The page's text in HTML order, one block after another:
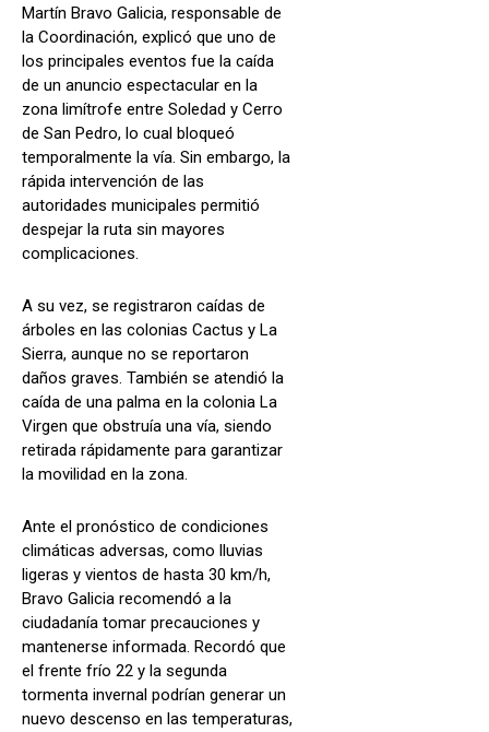
Martín Bravo Galicia, responsable de
la Coordinación, explicó que uno de
los principales eventos fue la caída
de un anuncio espectacular en la
zona limítrofe entre Soledad y Cerro
de San Pedro, lo cual bloqueó
temporalmente la vía. Sin embargo, la
rápida intervención de las
autoridades municipales permitió
despejar la ruta sin mayores
complicaciones.
A su vez, se registraron caídas de
árboles en las colonias Cactus y La
Sierra, aunque no se reportaron
daños graves. También se atendió la
caída de una palma en la colonia La
Virgen que obstruía una vía, siendo
retirada rápidamente para garantizar
la movilidad en la zona.
Ante el pronóstico de condiciones
climáticas adversas, como lluvias
ligeras y vientos de hasta 30 km/h,
Bravo Galicia recomendó a la
ciudadanía tomar precauciones y
mantenerse informada. Recordó que
el frente frío 22 y la segunda
tormenta invernal podrían generar un
nuevo descenso en las temperaturas,